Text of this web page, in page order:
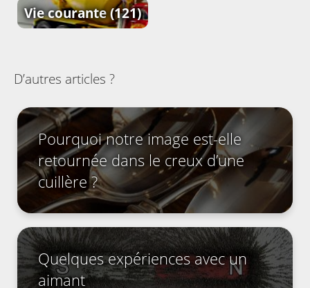
Vie courante(121)
D’autres articles ?
Pourquoi notre image est-elle
retournée dans le creux d’une
cuillère ?
Quelques expériences avec un
aimant